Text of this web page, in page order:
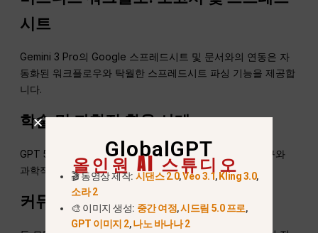
시트
Gemini 3 Pro의 Google 스프레드시트 및 문서와의 연동은 자
동화된 워크플로우와 탁월한 스프레드시트 파싱 기능을 제공합
니다.
학술 및 과학적 활용 사례
GPT 5.2의 논리적 깊이와 체계적인 추론 능력은 학술 연구와
과학적 분석에 이상적입니다.
커뮤니케이션, 이메일, 번역
GlobalGPT
올인원 AI 스튜디오
🎬 동영상 제작: 시댄스 2.0,Veo 3.1, Kling 3.0,
소라 2
🎨 이미지 생성: 중간 여정,시드림 5.0 프로,
GPT 이미지 2,나노 바나나 2